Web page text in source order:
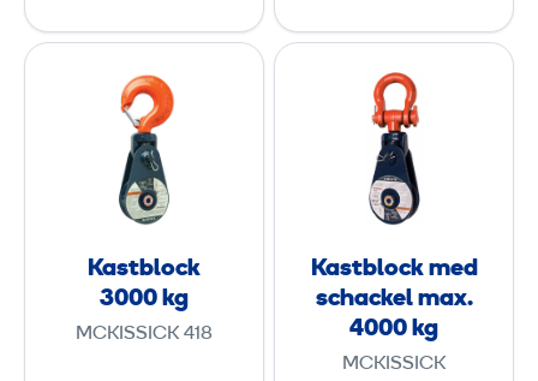
g
a
s
t
b
l
o
c
Kastblock
3000 kg
MCKISSICK 418
a
s
t
b
l
k
m
Kastblock med
schackel max.
4000 kg
MCKISSICK